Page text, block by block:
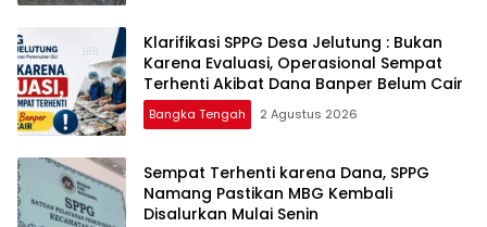
‎Klarifikasi SPPG Desa Jelutung : Bukan
Karena Evaluasi, Operasional Sempat
Terhenti Akibat Dana Banper Belum Cair
Bangka Tengah 2 Agustus 2026
‎Sempat Terhenti karena Dana, SPPG
Namang Pastikan MBG Kembali
Disalurkan Mulai Senin